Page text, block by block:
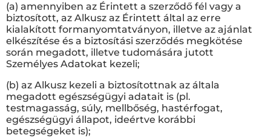
(a) amennyiben az Érintett a szerződő fél vagy a
biztosított, az Alkusz az Érintett által az erre
kialakított formanyomtatványon, illetve az ajánlat
elkészítése és a biztosítási szerződés megkötése
során megadott, illetve tudomására jutott
Személyes Adatokat kezeli;
(b) az Alkusz kezeli a biztosítottnak az általa
megadott egészségügyi adatait is (pl.
testmagasság, súly, mellbőség, hastérfogat,
egészségügyi állapot, ideértve korábbi
betegségeket is);